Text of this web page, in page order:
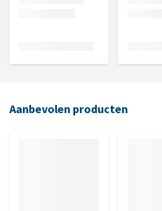
Aanbevolen producten